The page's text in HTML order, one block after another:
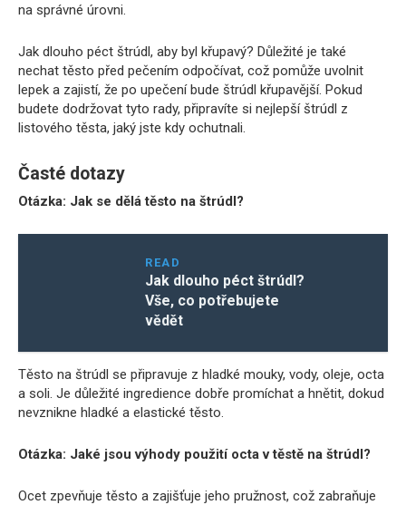
na správné úrovni.
Jak dlouho péct štrúdl, aby byl křupavý? Důležité je také
nechat těsto před pečením odpočívat, což pomůže uvolnit
lepek a zajistí, že po upečení bude štrúdl křupavější. Pokud
budete dodržovat tyto rady, připravíte si nejlepší štrúdl z
listového těsta, jaký jste kdy ochutnali.
Časté dotazy
Otázka: Jak se dělá těsto na štrúdl?
READ
Jak dlouho péct štrúdl?
Vše, co potřebujete
vědět
Těsto na štrúdl se připravuje z hladké mouky, vody, oleje, octa
a soli. Je důležité ingredience dobře promíchat a hnětit, dokud
nevznikne hladké a elastické těsto.
Otázka: Jaké jsou výhody použití octa v těstě na štrúdl?
Ocet zpevňuje těsto a zajišťuje jeho pružnost, což zabraňuje